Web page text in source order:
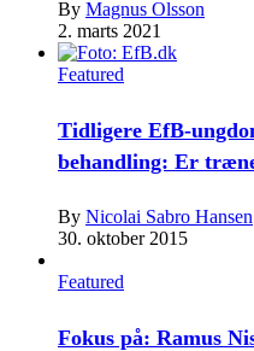
By Magnus Olsson
2. marts 2021
Featured
Tidligere EfB-
behandling: Er
By Nicolai Sabro Hansen
30. oktober 2015
Featured
Fokus på: Ramus